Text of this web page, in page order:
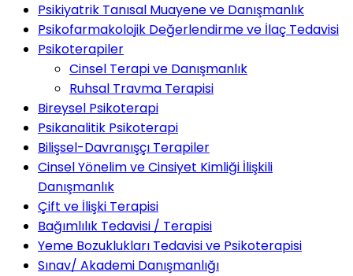
Psikiyatrik Tanısal Muayene ve Danışmanlık
Psikofarmakolojik Değerlendirme ve İlaç Tedavisi
Psikoterapiler
Cinsel Terapi ve Danışmanlık
Ruhsal Travma Terapisi
Bireysel Psikoterapi
Psikanalitik Psikoterapi
Bilişsel-Davranışçı Terapiler
Cinsel Yönelim ve Cinsiyet Kimliği İlişkili
Danışmanlık
Çift ve İlişki Terapisi
Bağımlılık Tedavisi / Terapisi
Yeme Bozuklukları Tedavisi ve Psikoterapisi
Sınav/ Akademi Danışmanlığı